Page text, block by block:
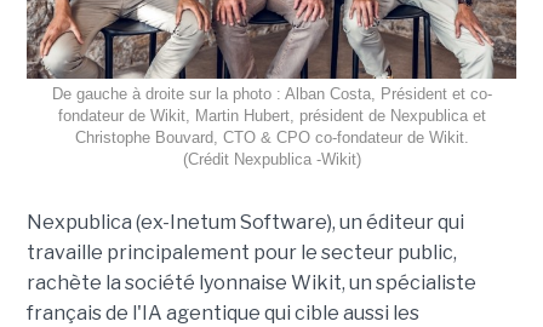
De gauche à droite sur la photo : Alban Costa, Président et co-
fondateur de Wikit, Martin Hubert, président de Nexpublica et
Christophe Bouvard, CTO & CPO co-fondateur de Wikit.
(Crédit Nexpublica -Wikit)
Nexpublica (ex-Inetum Software), un éditeur qui
travaille principalement pour le secteur public,
rachète la société lyonnaise Wikit, un spécialiste
français de l'IA agentique qui cible aussi les